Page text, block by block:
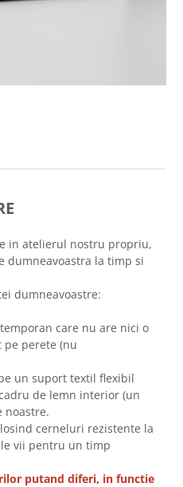
in atelierul nostru propriu,
dumneavoastra la timp si
dumneavoastre:
care nu are nici o
perete (nu
un suport textil flexibil
de lemn interior (un
noastre.
cerneluri rezistente la
vii pentru un timp
putand diferi, in functie